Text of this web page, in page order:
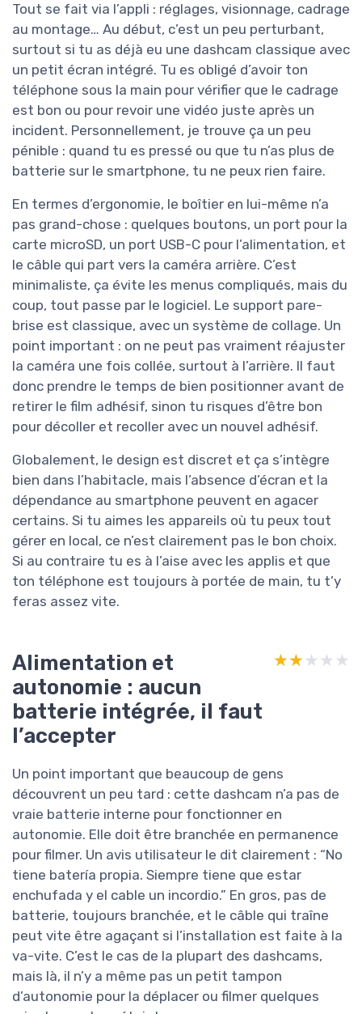
Tout se fait via l’appli : réglages, visionnage, cadrage
au montage… Au début, c’est un peu perturbant,
surtout si tu as déjà eu une dashcam classique avec
un petit écran intégré. Tu es obligé d’avoir ton
téléphone sous la main pour vérifier que le cadrage
est bon ou pour revoir une vidéo juste après un
incident. Personnellement, je trouve ça un peu
pénible : quand tu es pressé ou que tu n’as plus de
batterie sur le smartphone, tu ne peux rien faire.
En termes d’ergonomie, le boîtier en lui-même n’a
pas grand-chose : quelques boutons, un port pour la
carte microSD, un port USB-C pour l’alimentation, et
le câble qui part vers la caméra arrière. C’est
minimaliste, ça évite les menus compliqués, mais du
coup, tout passe par le logiciel. Le support pare-
brise est classique, avec un système de collage. Un
point important : on ne peut pas vraiment réajuster
la caméra une fois collée, surtout à l’arrière. Il faut
donc prendre le temps de bien positionner avant de
retirer le film adhésif, sinon tu risques d’être bon
pour décoller et recoller avec un nouvel adhésif.
Globalement, le design est discret et ça s’intègre
bien dans l’habitacle, mais l’absence d’écran et la
dépendance au smartphone peuvent en agacer
certains. Si tu aimes les appareils où tu peux tout
gérer en local, ce n’est clairement pas le bon choix.
Si au contraire tu es à l’aise avec les applis et que
ton téléphone est toujours à portée de main, tu t’y
feras assez vite.
Alimentation et
autonomie : aucun
batterie intégrée, il faut
l’accepter
★★★★★
★★★★★
Un point important que beaucoup de gens
découvrent un peu tard : cette dashcam n’a pas de
vraie batterie interne pour fonctionner en
autonomie. Elle doit être branchée en permanence
pour filmer. Un avis utilisateur le dit clairement : “No
tiene batería propia. Siempre tiene que estar
enchufada y el cable un incordio.” En gros, pas de
batterie, toujours branchée, et le câble qui traîne
peut vite être agaçant si l’installation est faite à la
va-vite. C’est le cas de la plupart des dashcams,
mais là, il n’y a même pas un petit tampon
d’autonomie pour la déplacer ou filmer quelques